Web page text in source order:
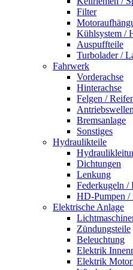
Filter
Kühlsystem /
Auspuffteile
Turbolader /
Fahrwerk
Vorderachse
Hinterachse
Felgen /
Antriebswellen
Bremsanlage
Sonstiges
Hydraulikteile
Dichtungen
Lenkung
Federkugeln /
HD-Pumpen /
Elektrische Anlage
Zündungsteile
Beleuchtung
Elektrik
Elektrik